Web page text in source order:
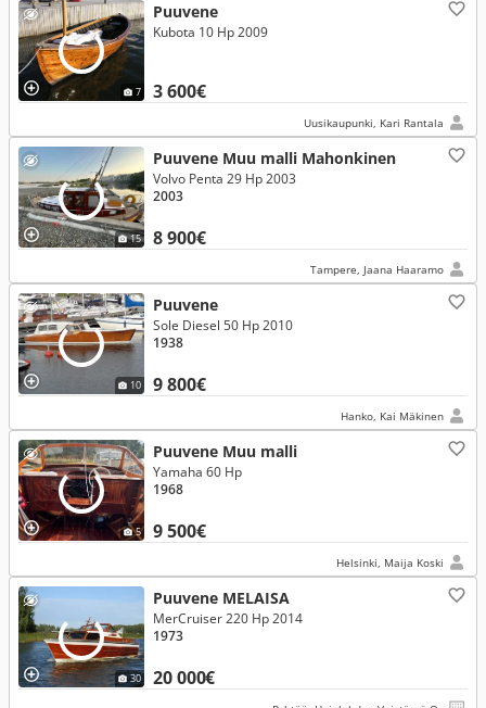
7
Puuvene
3 600€
Kubota 10 Hp 2009
Uusikaupunki, Kari Rantala
15
Puuvene Muu malli Mahonkinen
8 900€
Volvo Penta 29 Hp 2003
2003
Tampere, Jaana Haaramo
10
Puuvene
9 800€
Sole Diesel 50 Hp 2010
1938
Hanko, Kai Mäkinen
5
Puuvene Muu malli
9 500€
Yamaha 60 Hp
1968
Helsinki, Maija Koski
30
Puuvene MELAISA
20 000€
MerCruiser 220 Hp 2014
1973